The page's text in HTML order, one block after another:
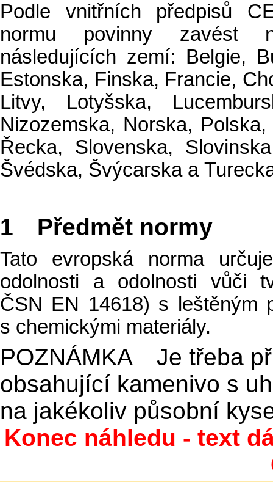
Podle vnitřních předpisů
normu povinny zavést
následujících zemí: Belgie,
Estonska, Finska, Francie,
Litvy, Lotyšska,
Nizozemska, Norska,
Řecka, Slovenska,
Švédska, Švýcarska a
1 Předmět normy
Tato evropská norma
odolnosti a odolnosti vůči
ČSN EN 14618) s leštěným
s chemickými materiály.
POZNÁMKA
Je třeba
obsahující kamenivo s
na jakékoliv působní
Konec náhledu - text